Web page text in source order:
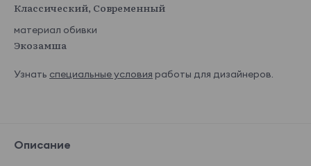
Классический, Современный
материал обивки
Экозамша
Узнать специальные условия работы для дизайнеров.
Описание